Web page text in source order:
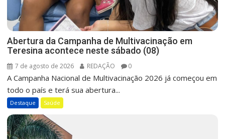
Abertura da Campanha de Multivacinação em
Teresina acontece neste sábado (08)
7 de agosto de 2026 REDAÇÃO 0
A Campanha Nacional de Multivacinação 2026 já começou em
todo o país e terá sua abertura...
Destaque Saúde